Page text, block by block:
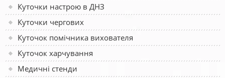
Куточки настрою в ДНЗ
Куточки чергових
Куточок помічника вихователя
Куточок харчування
Медичні стенди